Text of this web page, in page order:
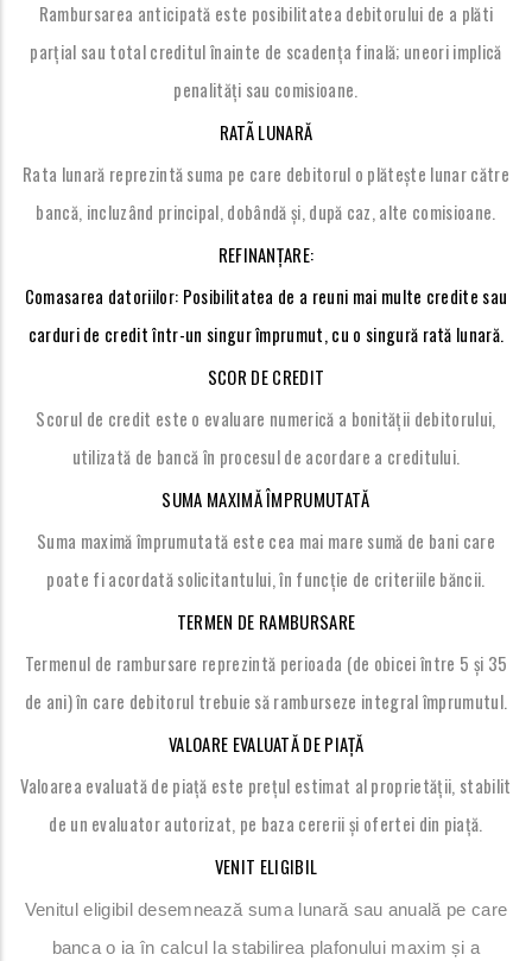
Rambursarea anticipată este posibilitatea debitorului de a plăti
parțial sau total creditul înainte de scadența finală; uneori implică
penalități sau comisioane.
RATÃ LUNARĂ
Rata lunară reprezintă suma pe care debitorul o plătește lunar către
bancă, incluzând principal, dobândă și, după caz, alte comisioane.
REFINANȚARE:
Comasarea datoriilor: Posibilitatea de a reuni mai multe credite sau
carduri de credit într-un singur împrumut, cu o singură rată lunară.
SCOR DE CREDIT
Scorul de credit este o evaluare numerică a bonității debitorului,
utilizată de bancă în procesul de acordare a creditului.
SUMA MAXIMĂ ÎMPRUMUTATĂ
Suma maximă împrumutată este cea mai mare sumă de bani care
poate fi acordată solicitantului, în funcție de criteriile băncii.
TERMEN DE RAMBURSARE
Termenul de rambursare reprezintă perioada (de obicei între 5 și 35
de ani) în care debitorul trebuie să ramburseze integral împrumutul.
VALOARE EVALUATĂDE PIAȚĂ
Valoarea evaluată de piață este prețul estimat al proprietății, stabilit
de un evaluator autorizat, pe baza cererii și ofertei din piață.
VENIT ELIGIBIL
Venitul eligibil desemnează suma lunară sau anuală pe care
banca o ia în calcul la stabilirea plafonului maxim și a